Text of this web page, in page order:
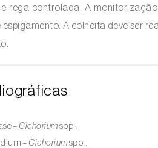
rega controlada. A
A colheita deve ser
–Cichorium spp..
–Cichorium spp..